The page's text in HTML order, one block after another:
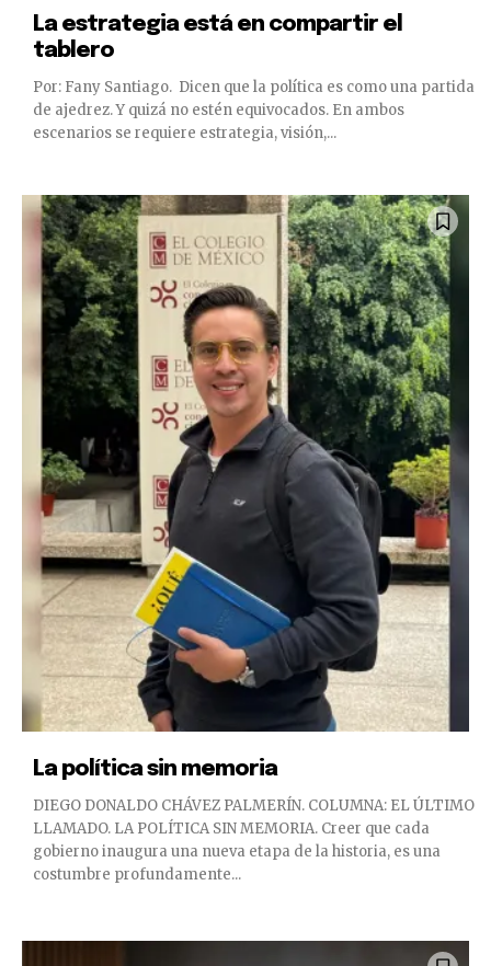
La estrategia está en compartir el
tablero
Por: Fany Santiago. Dicen que la política es como una partida
de ajedrez. Y quizá no estén equivocados. En ambos
escenarios se requiere estrategia, visión,...
La política sin memoria
DIEGO DONALDO CHÁVEZ PALMERÍN. COLUMNA: EL ÚLTIMO
LLAMADO. LA POLÍTICA SIN MEMORIA. Creer que cada
gobierno inaugura una nueva etapa de la historia, es una
costumbre profundamente...